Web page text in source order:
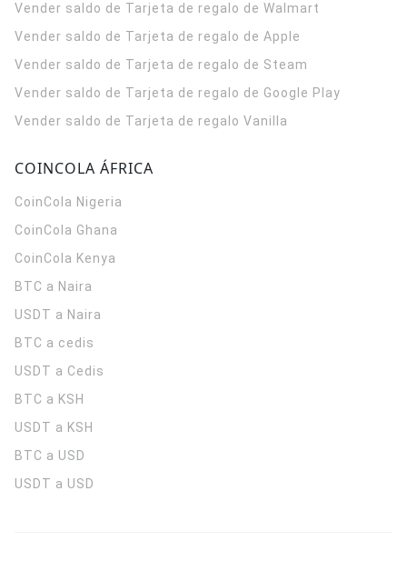
Vender saldo de Tarjeta de regalo de Walmart
Vender saldo de Tarjeta de regalo de Apple
Vender saldo de Tarjeta de regalo de Steam
Vender saldo de Tarjeta de regalo de Google Play
Vender saldo de Tarjeta de regalo Vanilla
COINCOLA ÁFRICA
CoinCola Nigeria
CoinCola Ghana
CoinCola Kenya
BTC a Naira
USDT a Naira
BTC a cedis
USDT a Cedis
BTC a KSH
USDT a KSH
BTC a USD
USDT a USD